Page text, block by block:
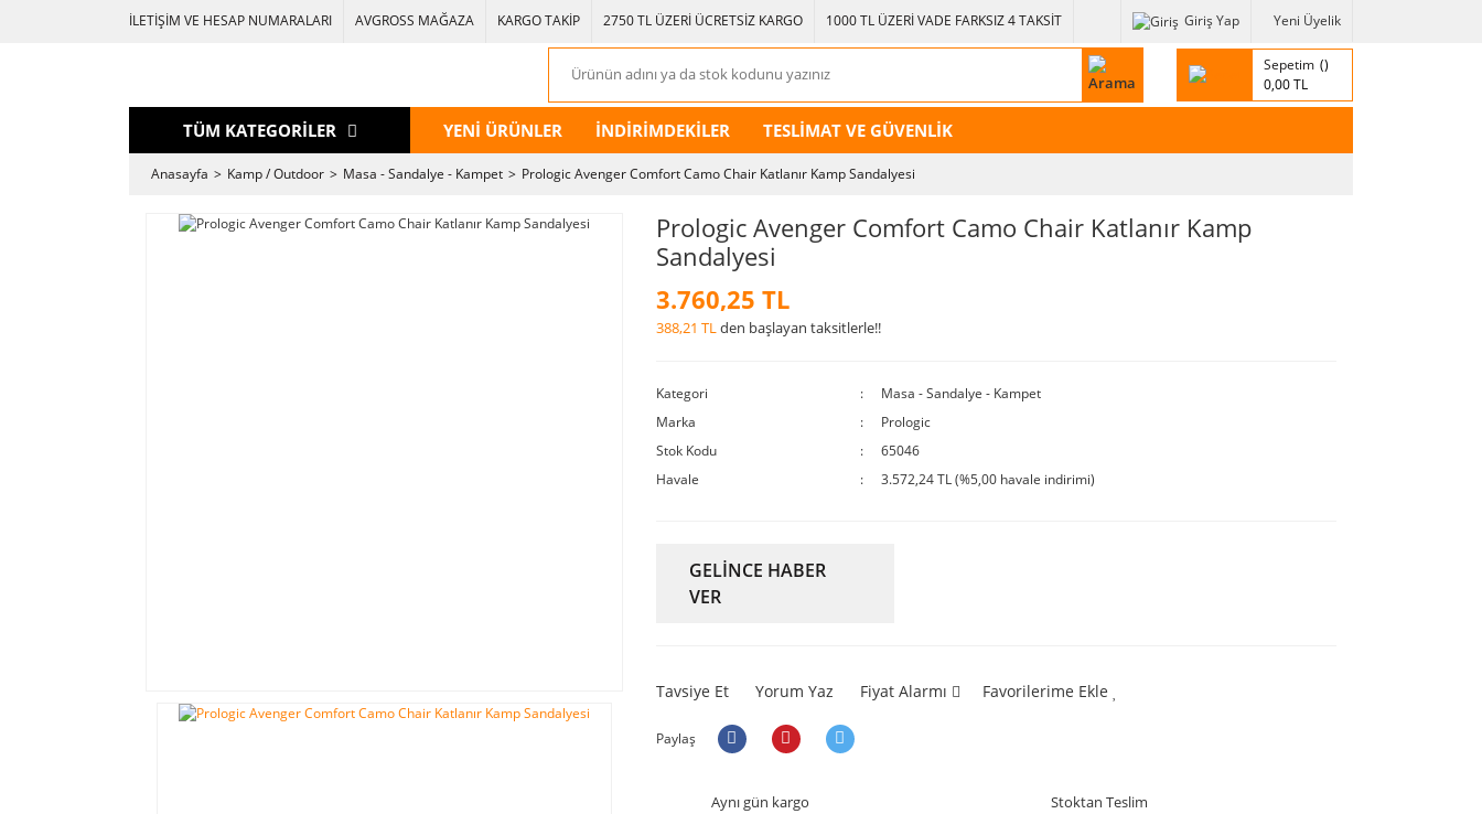
İLETİŞİM VE HESAP NUMARALARI AVGROSS MAĞAZA KARGO TAKİP 2750 TL ÜZERİ ÜCRETSİZ KARGO 1000 TL ÜZERİ VADE FARKSIZ 4 TAKSİT Giriş Yap Yeni Üyelik
Sepetim
0,00 TL
TÜM KATEGORİLER YENİ ÜRÜNLER İNDİRİMDEKİLER TESLİMAT VE GÜVENLİK
Anasayfa Kamp / Outdoor Masa - Sandalye - Kampet Prologic Avenger Comfort Camo Chair Katlanır Kamp Sandalyesi
Prologic Avenger Comfort Camo Chair Katlanır Kamp
Sandalyesi
3.760,25 TL
388,21 TLden başlayan taksitlerle!!
Kategori
Masa - Sandalye - Kampet
Marka
Prologic
Stok Kodu
65046
Havale
3.572,24 TL (%5,00 havale indirimi)
GELİNCE HABER
VER
Tavsiye Et Yorum Yaz Fiyat Alarmı Favorilerime Ekle
Paylaş
Aynı gün kargo Stoktan Teslim